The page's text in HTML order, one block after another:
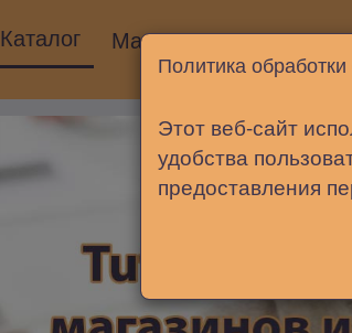
Каталог Магазины Новости
Политика
Этот веб-сайт
удобства
предоставления